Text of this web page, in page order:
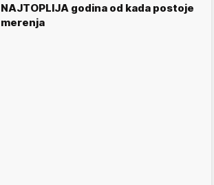
NAJTOPLIJA godina od kada postoje
merenja